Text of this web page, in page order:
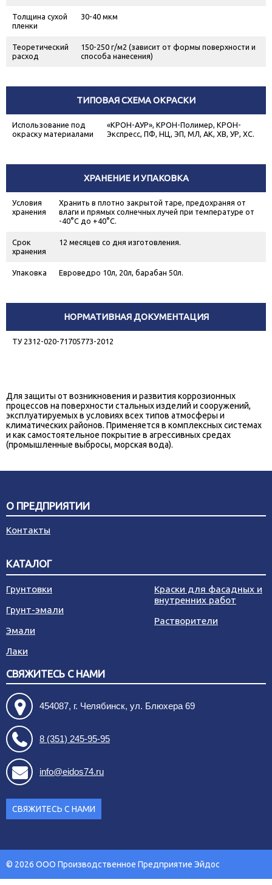
Толщина сухой
пленки
30-40 мкм
Теоретический
расход
150-250 г/м2 (зависит от формы поверхности и
способа нанесения)
ТИПОВАЯ СХЕМА ОКРАСКИ
Использование под
окраску материалами
«КРОН-АУР», КРОН-Полимер, КРОН-
Экспресс, ПФ, НЦ, ЭП, МЛ, АК, ХВ, УР, ХС.
ХРАНЕНИЕ И УПАКОВКА
Условия
хранения
Хранить в плотно закрытой таре, предохраняя от
влаги и прямых солнечных лучей при температуре от
-40°С до +40°С.
Срок
хранения
12 месяцев со дня изготовления.
Упаковка Евроведро 10л, 20л, барабан 50л.
НОРМАТИВНАЯ ДОКУМЕНТАЦИЯ
ТУ 2312-020-71705773-2012
Для защиты от возникновения и развития коррозионных
процессов на поверхности стальных изделий и сооружений,
эксплуатируемых в условиях всех типов атмосферы и
климатических районов. Применяется в комплексных системах
и как самостоятельное покрытие в агрессивных средах
(промышленные выбросы, морская вода).
О ПРЕДПРИЯТИИ
Контакты
КАТАЛОГ
Грунтовки
Грунт-эмали
Эмали
Лаки
Краски для фасадных и
внутренних работ
Растворители
СВЯЖИТЕСЬ С НАМИ
454087, г. Челябинск, ул. Блюхера 69
8 (351) 245-95-95
info@eidos74.ru
СВЯЖИТЕСЬ С НАМИ
© 2026 ООО Производственное Предприятие Эйдос